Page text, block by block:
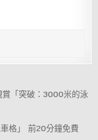
「突破：3000米的泳
格」 前20分鐘免費